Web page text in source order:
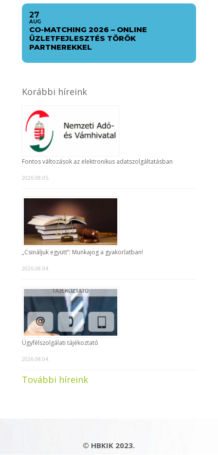
27
AUG
CO-MATCHING 2026 – ONLINE
ÜZLETFEJLESZTÉS TÖRÖK
PARTNEREKKEL
Korábbi híreink
Fontos változások az elektronikus adatszolgáltatásban
2026.08.05.
„Csináljuk együtt”: Munkajog a gyakorlatban!
2026.08.04.
Ügyfélszolgálati tájékoztató
2026.08.04.
További híreink
© HBKIK 2023.